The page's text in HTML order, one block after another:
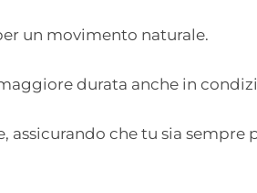
un movimento naturale.
durata anche in
assicurando che tu sia sempre